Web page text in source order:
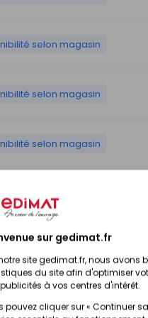
sur gedimat.fr
site gedimat.fr, nous avons
du site afin d'optimiser
à vos centres d'intérêt.
pouvez cliquer sur « Continuer
selon magasin
selon magasin
selon magasin
selon magasin
selon magasin